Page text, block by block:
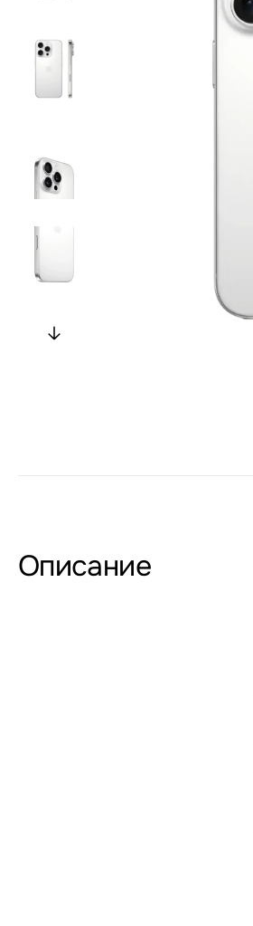
Описание